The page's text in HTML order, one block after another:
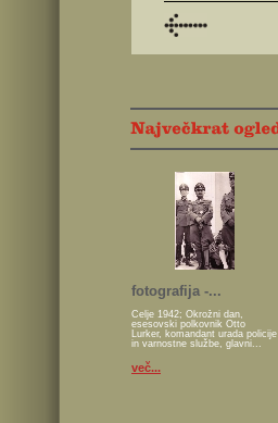
fotografija -...
Celje 1942; Okrožni dan,
esesovski polkovnik Otto
Lurker, komandant urada policije
in varnostne službe, glavni...
več...